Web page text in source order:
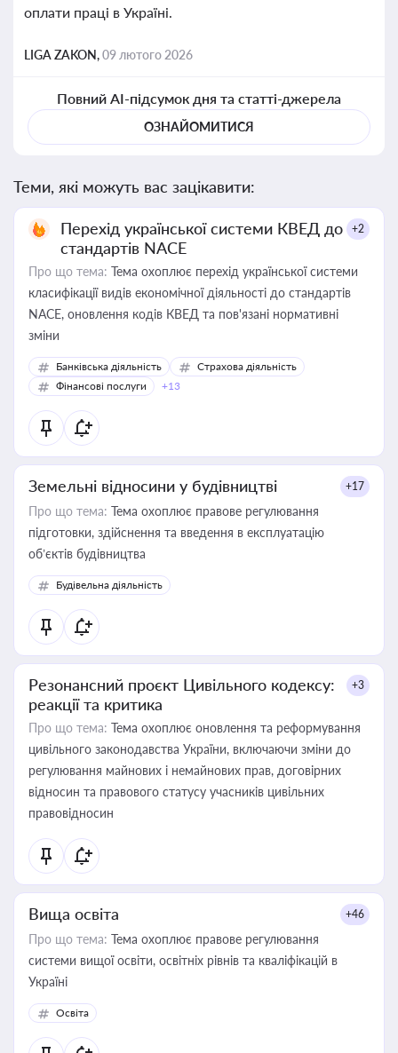
оплати праці в Україні.
LIGA ZAKON,09 лютого 2026
Повний AI-підсумок дня та статті-джерела
ОЗНАЙОМИТИСЯ
Теми, які можуть вас зацікавити:
Перехід української системи КВЕД до
стандартів NACE
+2
Про що тема: Тема охоплює перехід української системи
класифікації видів економічної діяльності до стандартів
NACE, оновлення кодів КВЕД та пов'язані нормативні
зміни
Банківська діяльність
Страхова діяльність
Фінансові послуги
+13
Земельні відносини у будівництві +17
Про що тема: Тема охоплює правове регулювання
підготовки, здійснення та введення в експлуатацію
об’єктів будівництва
Будівельна діяльність
Резонансний проєкт Цивільного кодексу:
реакції та критика
+3
Про що тема: Тема охоплює оновлення та реформування
цивільного законодавства України, включаючи зміни до
регулювання майнових і немайнових прав, договірних
відносин та правового статусу учасників цивільних
правовідносин
Вища освіта +46
Про що тема: Тема охоплює правове регулювання
системи вищої освіти, освітніх рівнів та кваліфікацій в
Україні
Освіта